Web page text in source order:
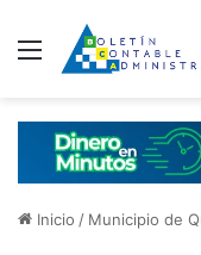
Menú
Inicio / Municipio de